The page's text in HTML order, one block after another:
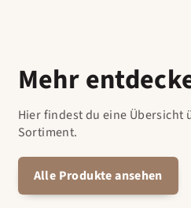
Mehr
Hier findest du eine Übersicht
Sortiment.
Alle Produkte ansehen